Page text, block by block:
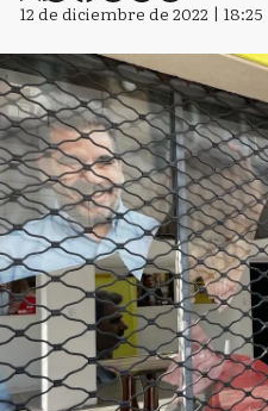
12 de diciembre de 2022 | 18:25